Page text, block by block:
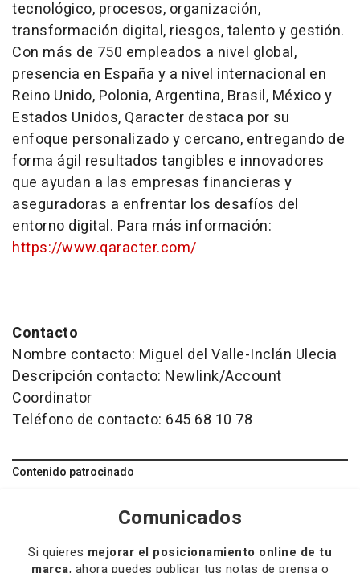
tecnológico, procesos, organización,
transformación digital, riesgos, talento y gestión.
Con más de 750 empleados a nivel global,
presencia en España y a nivel internacional en
Reino Unido, Polonia, Argentina, Brasil, México y
Estados Unidos, Qaracter destaca por su
enfoque personalizado y cercano, entregando de
forma ágil resultados tangibles e innovadores
que ayudan a las empresas financieras y
aseguradoras a enfrentar los desafíos del
entorno digital. Para más información:
https://www.qaracter.com/
Contacto
Nombre contacto: Miguel del Valle-Inclán Ulecia
Descripción contacto: Newlink/Account
Coordinator
Teléfono de contacto: 645 68 10 78
Contenido patrocinado
Comunicados
Si quieres mejorar el posicionamiento online de tu
marca, ahora puedes publicar tus notas de prensa o